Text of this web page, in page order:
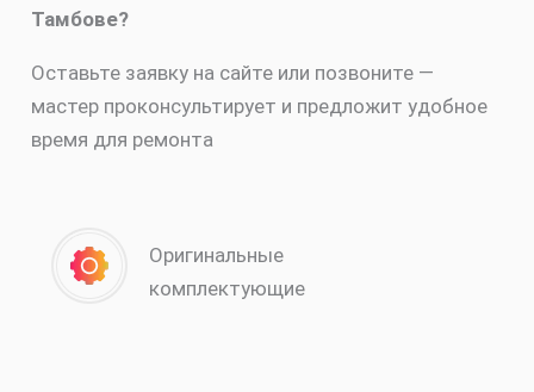
Тамбове?
Оставьте заявку на сайте или позвоните —
мастер проконсультирует и предложит удобное
время для ремонта
Оригинальные
комплектующие